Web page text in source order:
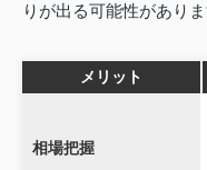
りが出る可能性があり
メリット
相場把握